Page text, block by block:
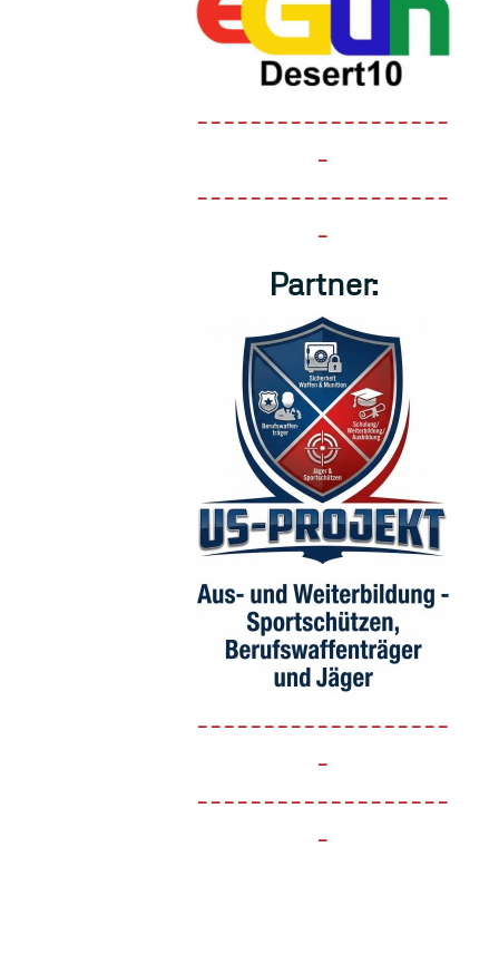
-------------------
-
-------------------
-
Partner:
-------------------
-
-------------------
-